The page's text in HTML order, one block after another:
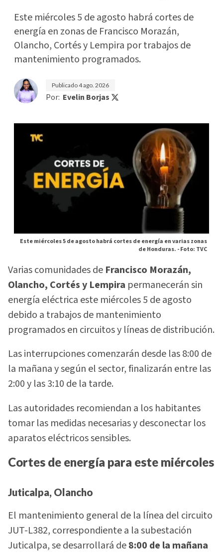
Este miércoles 5 de agosto habrá cortes de
energía en zonas de Francisco Morazán,
Olancho, Cortés y Lempira por trabajos de
mantenimiento programados.
Publicado4 ago. 2026
Por: Evelin Borjas
Este miércoles 5 de agosto habrá cortes de energía en varias zonas
de Honduras. -Foto: TVC
Varias comunidades de Francisco Morazán,
Olancho, Cortés y Lempira permanecerán sin
energía eléctrica este miércoles 5 de agosto
debido a trabajos de mantenimiento
programados en circuitos y líneas de distribución.
Las interrupciones comenzarán desde las 8:00 de
la mañana y según el sector, finalizarán entre las
2:00 y las 3:10 de la tarde.
Las autoridades recomiendan a los habitantes
tomar las medidas necesarias y desconectar los
aparatos eléctricos sensibles.
Cortes de energía para este miércoles
Juticalpa, Olancho
El mantenimiento general de la línea del circuito
JUT-L382, correspondiente a la subestación
Juticalpa, se desarrollará de8:00 de la mañana